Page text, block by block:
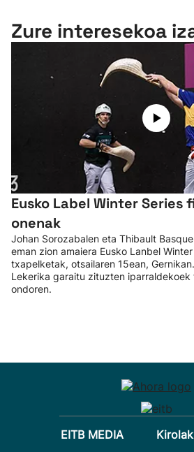
Zure interesekoa
Eusko Label Winter Series
onenak
Johan Sorozabalen eta Thibault
eman zion amaiera Eusko Lanbel
txapelketak, otsailaren 15ean,
Lekerika garaitu zituzten iparraldekoek
ondoren.
EITB MEDIA
Kirolak